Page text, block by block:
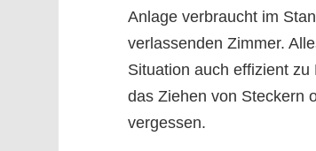
Anlage verbraucht im
verlassenden Zimmer.
Situation auch effizient
das Ziehen von Steckern
vergessen.